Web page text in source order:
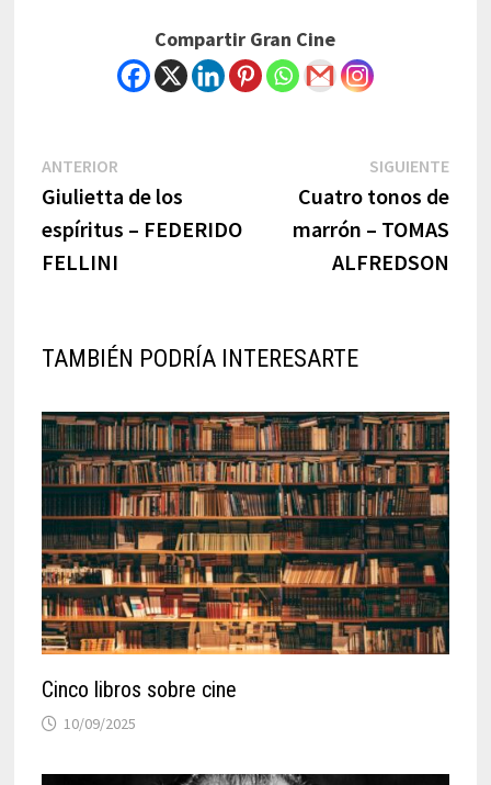
Compartir Gran Cine
Navegación
de
entradas
ANTERIOR
post:
Giulietta de los
espíritus – FEDERIDO
FELLINI
SIGUIENTENext
post:
Cuatro tonos de
marrón – TOMAS
ALFREDSON
TAMBIÉN PODRÍA INTERESARTE
Cinco libros sobre cine
10/09/2025